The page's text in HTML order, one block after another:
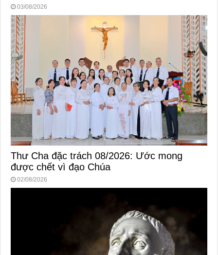
03/08/2026
Thư Cha đặc trách 08/2026: Ước mong
được chết vì đạo Chúa
02/08/2026